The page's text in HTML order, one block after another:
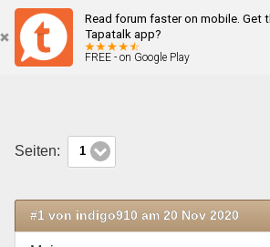
Read forum faster on mobile. Get
Tapatalk app?
FREE - on Google Play
Seiten: 1
#1 von indigo910 am 20 Nov 2020